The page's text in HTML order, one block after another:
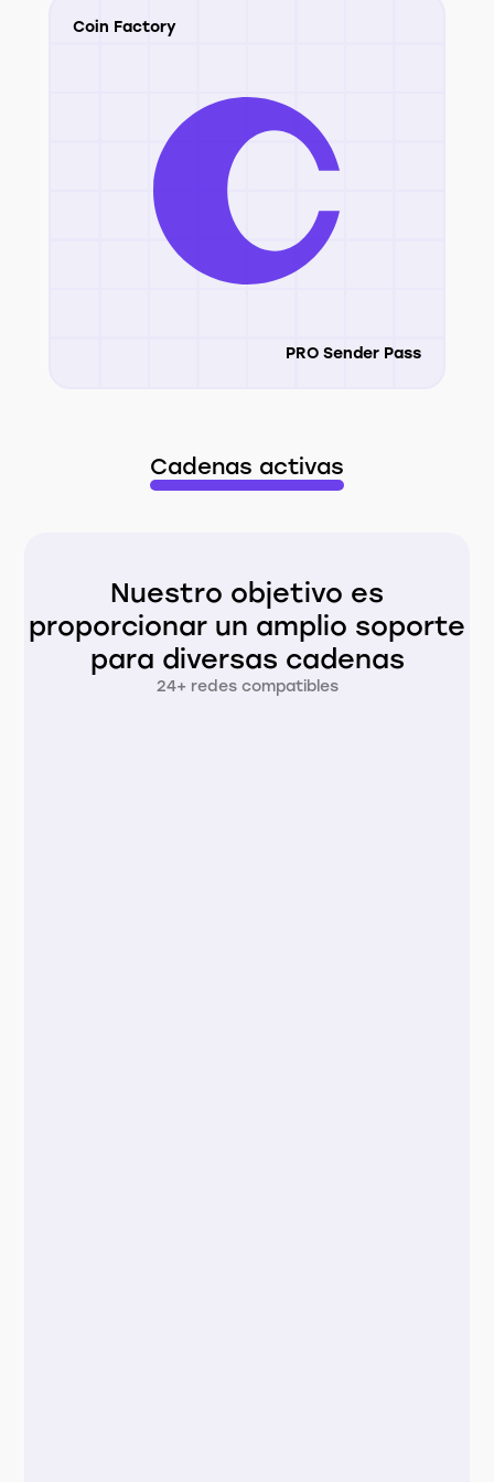
Coin Factory
PRO Sender Pass
Cadenas activas
Nuestro objetivo es
proporcionar un amplio soporte
para diversas cadenas
24+ redes compatibles